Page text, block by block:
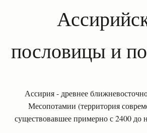
пословицы и
Ассирия - древнее
Месопотамии (территория
существовавшее примерно с 2400 до